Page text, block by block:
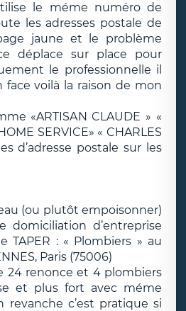
le méme numéro de
les adresses postale de
jaune et le problème
déplace sur place pour
le professionnelle il
face voilà la raison de mon
«ARTISAN CLAUDE » «
SERVICE» « CHARLES
d’adresse postale sur les
(ou plutôt empoisonner)
domiciliation d’entreprise
TAPER : « Plombiers » au
Paris (75006)
24 renonce et 4 plombiers
et plus fort avec méme
revanche c’est pratique si